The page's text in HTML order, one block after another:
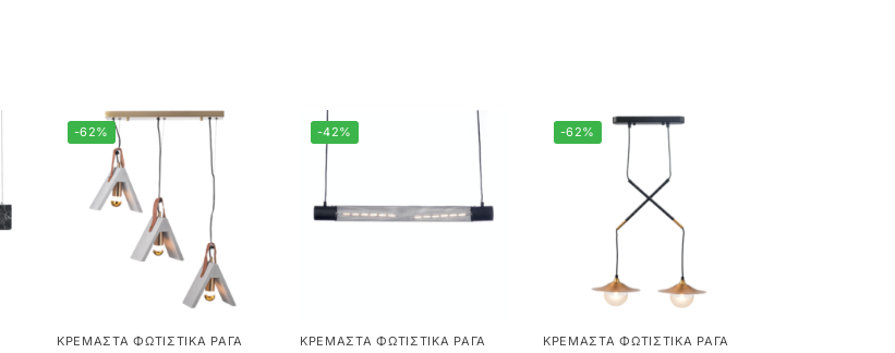
-62%
ΚΡΕΜΑΣΤΆ ΦΩΤΙΣΤΙΚΆ ΡΆΓΑ
-42%
ΚΡΕΜΑΣΤΆ ΦΩΤΙΣΤΙΚΆ ΡΆΓΑ
-62%
ΚΡΕΜΑΣΤΆ ΦΩΤΙΣΤΙΚΆ ΡΆΓΑ